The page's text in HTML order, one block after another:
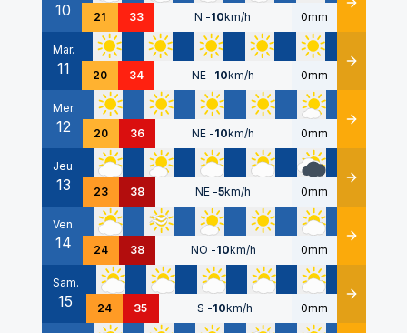
10 21 33 N -10km/h 0mm Détails
Mar.
11 20 34 NE -10km/h 0mm Détails
Mer.
12 20 36 NE -10km/h 0mm Détails
Jeu.
13 23 38 NE -5km/h 0mm Détails
Ven.
14 24 38 NO -10km/h 0mm Détails
Sam.
15 24 35 S -10km/h 0mm Détails